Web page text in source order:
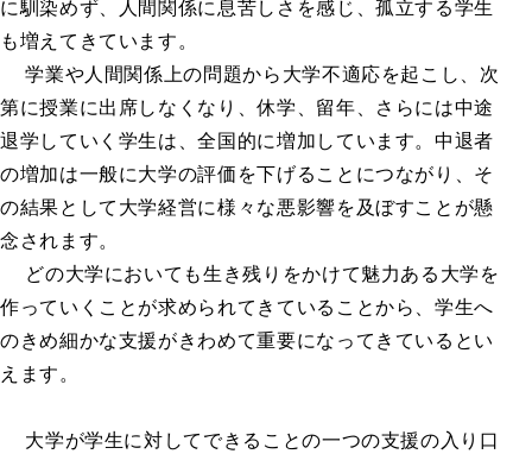
に馴染めず、人間関係に息苦しさを感じ、孤立する学生
も増えてきています。
学業や人間関係上の問題から大学不適応を起こし、次
第に授業に出席しなくなり、休学、留年、さらには中途
退学していく学生は、全国的に増加しています。中退者
の増加は一般に大学の評価を下げることにつながり、そ
の結果として大学経営に様々な悪影響を及ぼすことが懸
念されます。
どの大学においても生き残りをかけて魅力ある大学を
作っていくことが求められてきていることから、学生へ
のきめ細かな支援がきわめて重要になってきているとい
えます。
大学が学生に対してできることの一つの支援の入り口
職業適性を調べる
総合ストレス検査など
性格を調べる
教育指導用書籍
査
小学校用